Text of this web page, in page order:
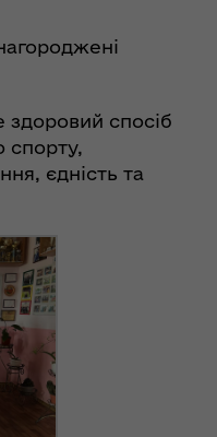
здоровий спосіб
спорту,
єдність та